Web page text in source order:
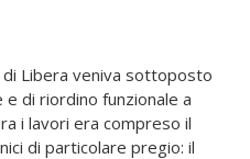
Libera veniva sottoposto
di riordino funzionale a
i lavori era compreso il
di particolare pregio: il
da Sergio Poretti. Il
versi sperimentale -
incontrate, nonostante lo
e nonostante la